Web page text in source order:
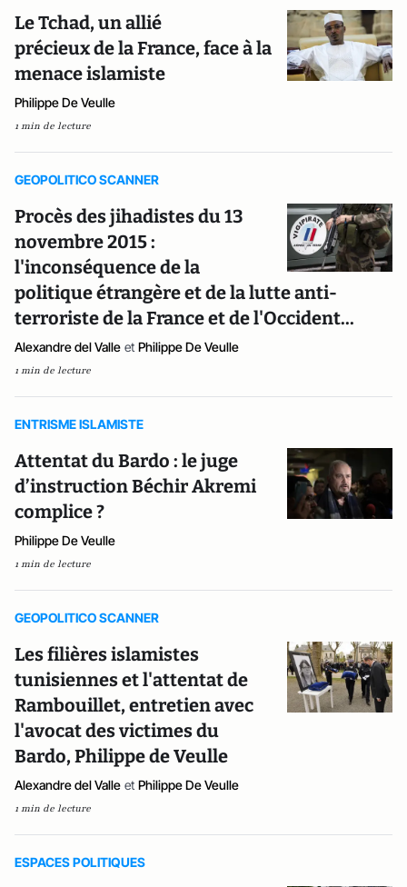
Le Tchad, un allié
précieux de la France, face à la
menace islamiste
Philippe De Veulle
1 min de lecture
GEOPOLITICO SCANNER
Procès des jihadistes du 13
novembre 2015 :
l'inconséquence de la
politique étrangère et de la lutte anti-
terroriste de la France et de l'Occident...
Alexandre del Valle et Philippe De Veulle
1 min de lecture
ENTRISME ISLAMISTE
Attentat du Bardo : le juge
d’instruction Béchir Akremi
complice ?
Philippe De Veulle
1 min de lecture
GEOPOLITICO SCANNER
Les filières islamistes
tunisiennes et l'attentat de
Rambouillet, entretien avec
l'avocat des victimes du
Bardo, Philippe de Veulle
Alexandre del Valle et Philippe De Veulle
1 min de lecture
ESPACES POLITIQUES